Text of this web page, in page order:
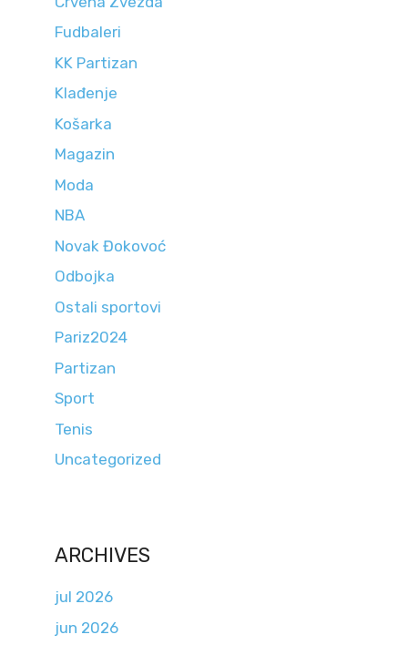
Fudbaleri
KK Partizan
Klađenje
Košarka
Magazin
Moda
NBA
Novak Đokovoć
Odbojka
Ostali sportovi
Pariz2024
Partizan
Sport
Tenis
Uncategorized
ARCHIVES
jul 2026
jun 2026